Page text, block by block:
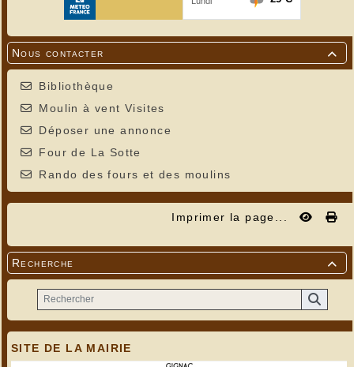

Nous contacter
Bibliothèque
Moulin à vent Visites
Déposer une annonce
Four de La Sotte
Rando des fours et des moulins
Imprimer la page...

Recherche
SITE DE LA MAIRIE